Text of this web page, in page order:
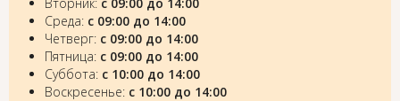
Среда: с 09:00 до 14:00
Четверг: с 09:00 до 14:00
Пятница: с 09:00 до 14:00
Суббота: с 10:00 до 14:00
Воскресенье: с 10:00 до 14:00